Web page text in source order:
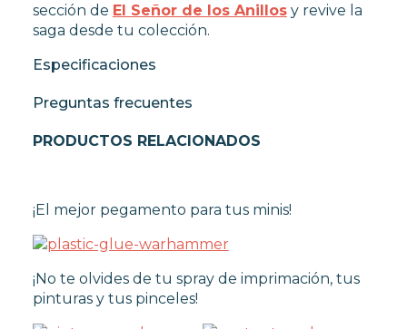
sección de El Señor de los Anillosy revive la
saga desde tu colección.
Especificaciones
Preguntas frecuentes
PRODUCTOS RELACIONADOS
¡El mejor pegamento para tus minis!
¡No te olvides de tu spray de imprimación, tus
pinturas y tus pinceles!